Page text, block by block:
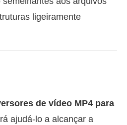
ligeiramente
de vídeo MP4 para
ajudá-lo a alcançar a